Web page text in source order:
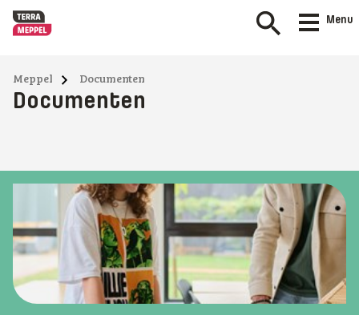
Menu
Meppel Documenten
Documenten